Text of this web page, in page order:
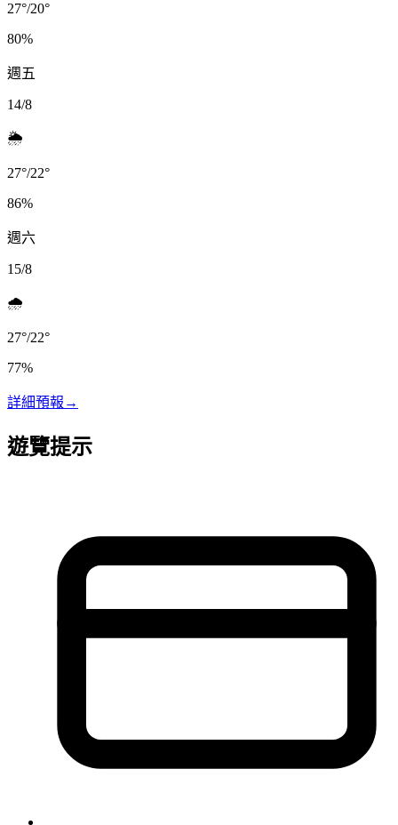
27°/20°
80%
週五
14/8
🌦️
27°/22°
86%
週六
15/8
🌧️
27°/22°
77%
詳細預報 →
遊覽提示